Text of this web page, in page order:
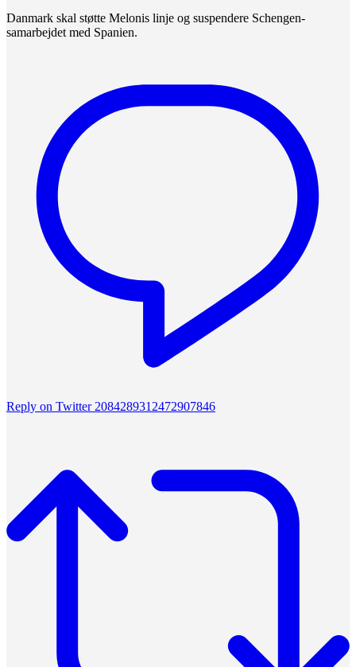
Danmark skal støtte Melonis linje og suspendere Schengen-
samarbejdet med Spanien.
Reply on Twitter 2084289312472907846